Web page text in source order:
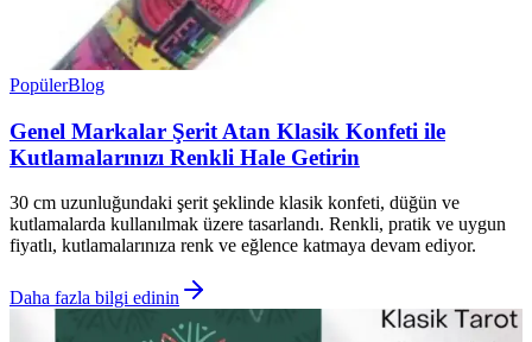
PopülerBlog
Genel Markalar Şerit Atan Klasik Konfeti ile
Kutlamalarınızı Renkli Hale Getirin
30 cm uzunluğundaki şerit şeklinde klasik konfeti, düğün ve
kutlamalarda kullanılmak üzere tasarlandı. Renkli, pratik ve uygun
fiyatlı, kutlamalarınıza renk ve eğlence katmaya devam ediyor.
Daha fazla bilgi edinin